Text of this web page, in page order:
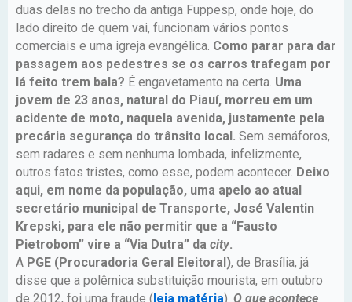
duas delas no trecho da antiga Fuppesp, onde hoje, do
lado direito de quem vai, funcionam vários pontos
comerciais e uma igreja evangélica. Como parar para dar
passagem aos pedestres se os carros trafegam por
lá feito trem bala? É engavetamento na certa. Uma
jovem de 23 anos, natural do Piauí, morreu em um
acidente de moto, naquela avenida, justamente pela
precária segurança do trânsito local. Sem semáforos,
sem radares e sem nenhuma lombada, infelizmente,
outros fatos tristes, como esse, podem acontecer. Deixo
aqui, em nome da população, uma apelo ao atual
secretário municipal de Transporte, José Valentin
Krepski, para ele não permitir que a “Fausto
Pietrobom” vire a “Via Dutra” da city.
A PGE (Procuradoria Geral Eleitoral), de Brasília, já
disse que a polêmica substituição mourista, em outubro
de 2012, foi uma fraude (leia matéria). O que acontece